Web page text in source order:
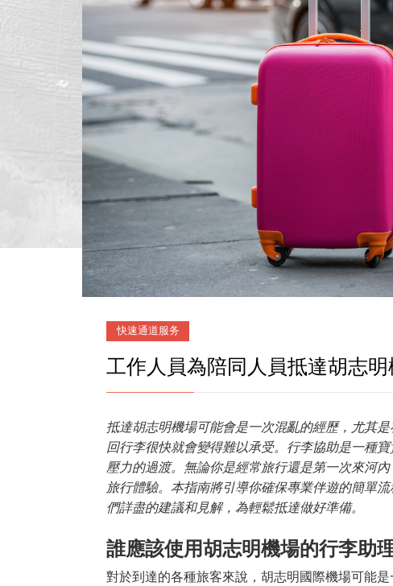
快速通道服务
工作人員為陪同人員抵達胡志
抵達胡志明機場可能會是一次混亂的經歷，尤其
回行李很快就會變得難以承受。行李協助是一種
壓力的過渡。無論你是經常旅行還是第一次來河
旅行體驗。本指南將引導你確保專業伴遊的簡單
們詳盡的建議和見解，為輕鬆抵達做好準備。
誰應該使用胡志明機場的行李助
對於到達的各種旅客來說，胡志明國際機場可能